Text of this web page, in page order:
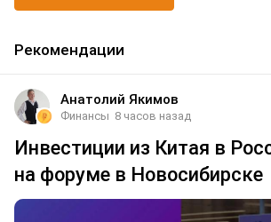
Рекомендации
Анатолий Якимов
Финансы 8 часов назад
Инвестиции из Китая в
на форуме в Новосибирске